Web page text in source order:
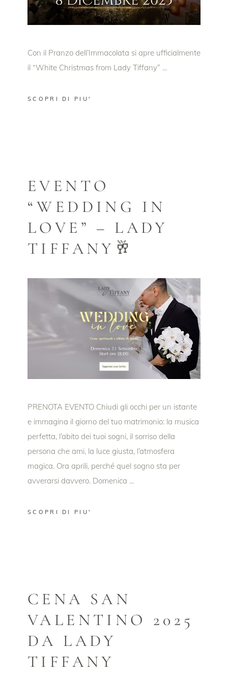
Con il Pranzo dell’Immacolata si apre ufficialmente
il “White Christmas from Lady Tiffany”
SCOPRI DI PIU'
EVENTO
“WEDDING IN
LOVE” – LADY
TIFFANY🥂
PRENOTA EVENTO Chiudi gli occhi per un istante
e immagina il giorno del tuo matrimonio: la musica
perfetta, l’abito dei tuoi sogni, il sorriso della
persona che ami, la luce giusta, l’atmosfera
magica. Ora aprili, perché quel sogno sta per
avverarsi davvero. Domenica
SCOPRI DI PIU'
CENA SAN
VALENTINO 2025
DA LADY
TIFFANY